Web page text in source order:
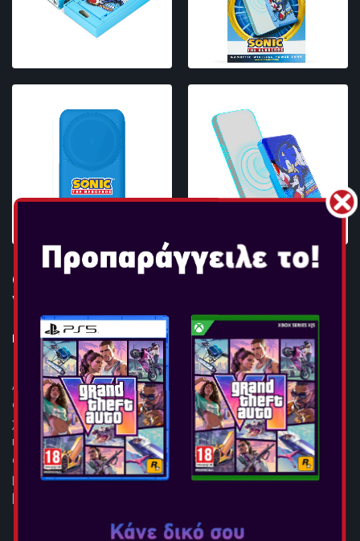
OTL - SONIC POP MAGNETIC
WIRELESS POWER BANK
Κονσόλες:
Αυτή η τράπεζα τροφοδοσίας διατηρεί το smartphone σας
φορτισμένο και σας επιτρέπει να συνεχίσετε να
χρησιμοποιείτε το τηλέφωνο ταυτόχρονα. Δεν μπλοκάρει την
κάμερα, επομένως δεν χρειάζεται να χάσετε ούτε στιγμή όταν
φορτίζεται εν κινήσει. Επίσης, μπορείτε να μετατρέψετε το
power bank σε βάση για παρακολούθηση βίντεο ή
βιντεοκλήση εν κινήσει!